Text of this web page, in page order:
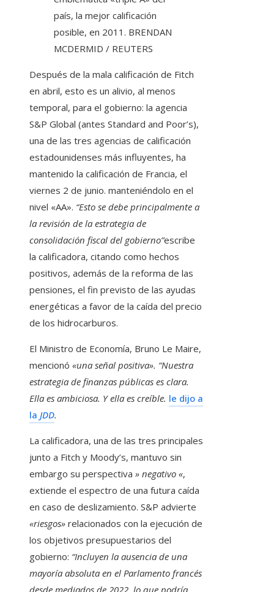
país, la mejor calificación
posible, en 2011. BRENDAN
MCDERMID / REUTERS
Después de la mala calificación de Fitch
en abril, esto es un alivio, al menos
temporal, para el gobierno: la agencia
S&P Global (antes Standard and Poor’s),
una de las tres agencias de calificación
estadounidenses más influyentes, ha
mantenido la calificación de Francia, el
viernes 2 de junio. manteniéndolo en el
nivel «AA». “Esto se debe principalmente a
la revisión de la estrategia de
consolidación fiscal del gobierno”escribe
la calificadora, citando como hechos
positivos, además de la reforma de las
pensiones, el fin previsto de las ayudas
energéticas a favor de la caída del precio
de los hidrocarburos.
El Ministro de Economía, Bruno Le Maire,
mencionó «una señal positiva». “Nuestra
estrategia de finanzas públicas es clara.
Ella es ambiciosa. Y ella es creíble. le dijo a
la JDD.
La calificadora, una de las tres principales
junto a Fitch y Moody’s, mantuvo sin
embargo su perspectiva » negativo «,
extiende el espectro de una futura caída
en caso de deslizamiento. S&P advierte
«riesgos» relacionados con la ejecución de
los objetivos presupuestarios del
gobierno: “Incluyen la ausencia de una
mayoría absoluta en el Parlamento francés